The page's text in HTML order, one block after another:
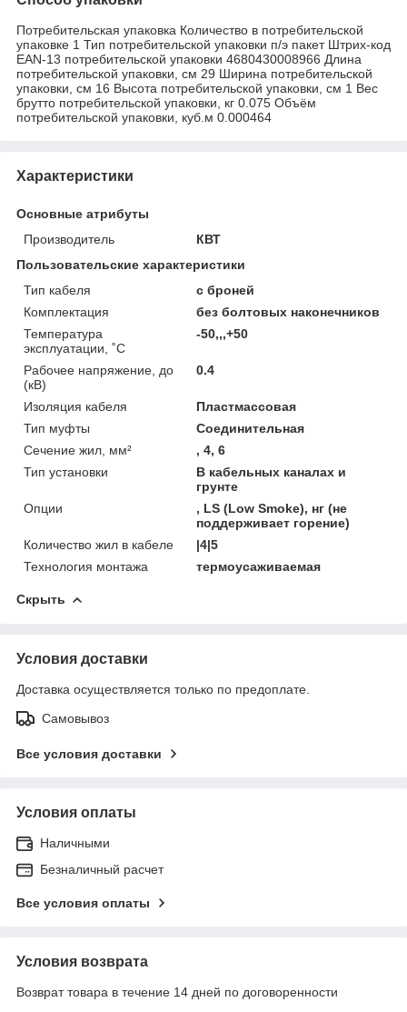
Потребительская упаковка Количество в потребительской
упаковке 1 Тип потребительской упаковки п/э пакет Штрих-код
EAN-13 потребительской упаковки 4680430008966 Длина
потребительской упаковки, см 29 Ширина потребительской
упаковки, см 16 Высота потребительской упаковки, см 1 Вес
брутто потребительской упаковки, кг 0.075 Объём
потребительской упаковки, куб.м 0.000464
Характеристики
Основные атрибуты
Производитель
КВТ
Пользовательские характеристики
Тип кабеля
с броней
Комплектация
без болтовых наконечников
Температура
эксплуатации, ˚С
-50,,,+50
Рабочее напряжение, до
(кВ)
0.4
Изоляция кабеля
Пластмассовая
Тип муфты
Соединительная
Сечение жил, мм²
, 4, 6
Тип установки
В кабельных каналах и
грунте
Опции
, LS (Low Smoke), нг (не
поддерживает горение)
Количество жил в кабеле
|4|5
Технология монтажа
термоусаживаемая
Скрыть
Условия доставки
Доставка осуществляется только по предоплате.
Самовывоз
Все условия доставки
Условия оплаты
Наличными
Безналичный расчет
Все условия оплаты
Условия возврата
Возврат товара в течение 14 дней по договоренности